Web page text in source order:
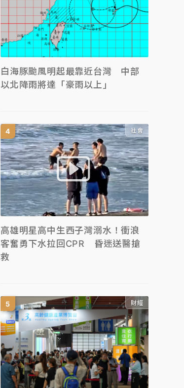
白海豚颱風明起最靠近台灣 中部
以北降雨將達「豪雨以上」
社會
高雄明星高中生西子灣溺水！衝浪
客奮勇下水拉回CPR 昏迷送醫搶
救
財經